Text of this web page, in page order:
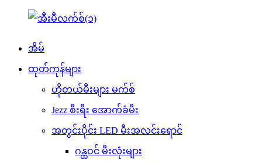
အိမ်
ထုတ်ကုန်များ
ဟိုတယ်မီးများ မက်စ်
Jezz စီးရီး အောက်ခံမီး
အတွင်းပိုင်း LED မီးအလင်းရောင်
ဂန္ထဝင် မီးလုံးများ